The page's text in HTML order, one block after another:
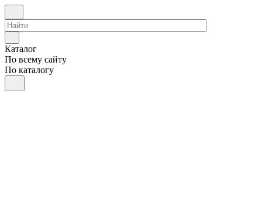
Каталог
По всему сайту
По каталогу